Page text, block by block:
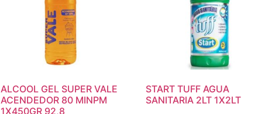
ALCOOL GEL SUPER VALE
ACENDEDOR 80 MINPM
1X450GR 92,8
START TUFF AGUA
SANITARIA 2LT 1X2LT